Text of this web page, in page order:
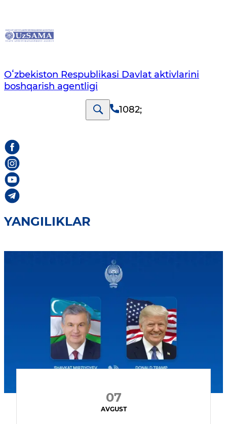
Oʻzbekiston Respublikasi Davlat aktivlarini
boshqarish agentligi
1082;
YANGILIKLAR
07
AVGUST